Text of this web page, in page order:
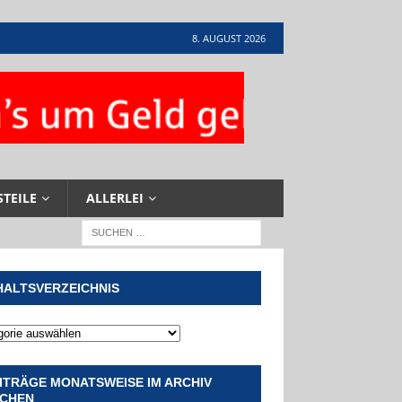
8. AUGUST 2026
ALLERLEI
MONATSWEISE IM ARCHIV